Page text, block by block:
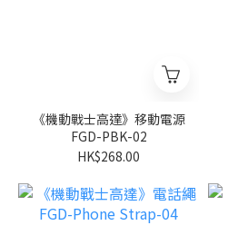
《機動戰士高達》移動電源
FGD-PBK-02
HK$268.00